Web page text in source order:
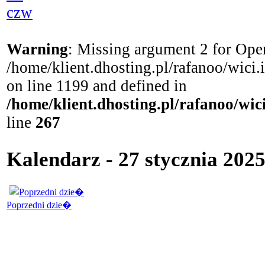
czw
Warning: Missing argument 2 for
/home/klient.dhosting.pl/rafanoo/
on line 1199 and defined in
/home/klient.dhosting.pl/rafanoo/
line 267
Kalendarz - 27 stycznia
Poprzedni dzie�